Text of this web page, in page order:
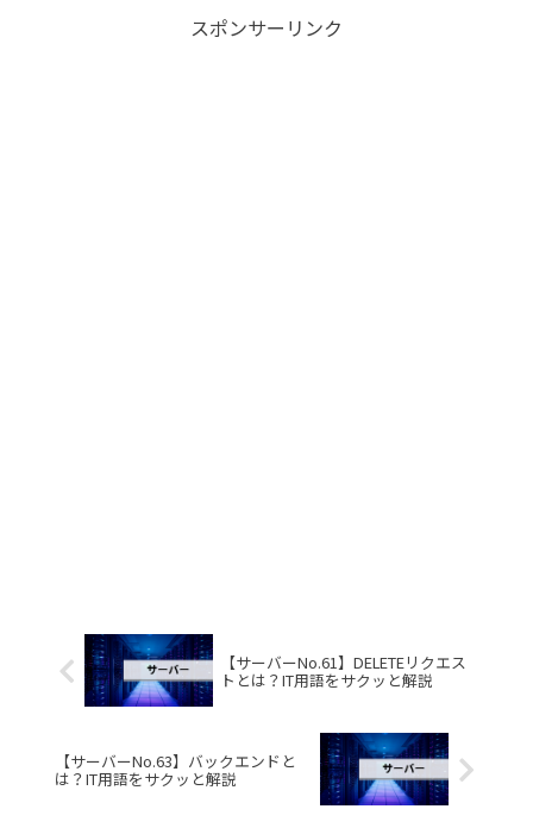
スポンサーリンク
【サーバーNo.61】DELETEリクエス
トとは？IT用語をサクッと解説
【サーバーNo.63】バックエンドと
は？IT用語をサクッと解説